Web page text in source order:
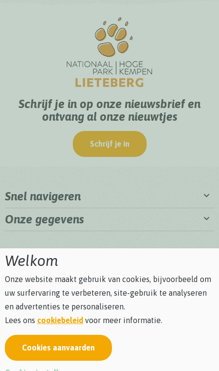
Schrijf je in op onze nieuwsbrief en
ontvang al onze nieuwtjes
Schrijf je in
Snel navigeren
Onze gegevens
Privacybeleid Cookiebeleid
Bezoekersreglement
Welkom
Onze website maakt gebruik van cookies, bijvoorbeeld om
uw surfervaring te verbeteren, site-gebruik te analyseren
en advertenties te personaliseren.
Lees ons cookiebeleid voor meer informatie.
Cookies aanvaarden